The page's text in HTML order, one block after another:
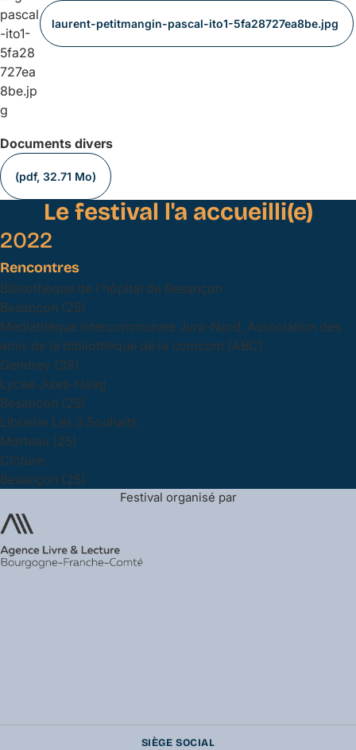
laurent-petitmangin-pascal-ito1-5fa28727ea8be.jpg
Documents divers
(pdf, 32.71 Mo)
Le festival l'a accueilli(e)
2022
Rencontres
Bibliothèque de l'hôpital de Besançon
Besançon (25)
Médiathèque intercommunale Jura-Nord, Association des
amis de la bibliothèque de la comcom (ABC)
Gendrey (39)
Lycée Jules-Haag
Besançon (25)
Librairie Les 3 Souhaits
Morteau (25)
Clôture
Besançon (25)
Festival organisé par
SIÈGE SOCIAL